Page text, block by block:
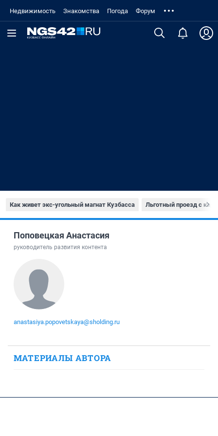
Недвижимость Знакомства Погода Форум
Как живет экс-угольный магнат Кузбасса Льготный проезд с
Поповецкая Анастасия
руководитель развития контента
anastasiya.popovetskaya@sholding.ru
МАТЕРИАЛЫ АВТОРА